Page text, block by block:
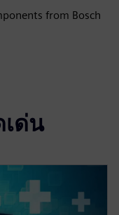
from Bosch
ด่น